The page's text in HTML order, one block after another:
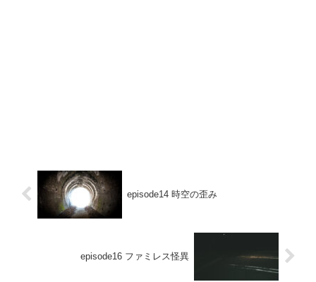
episode14 時空の歪み
episode16 ファミレス怪異